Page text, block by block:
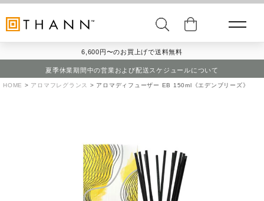
6,600円〜のお買上げで送料無料
夏季休業期間中の営業および配送スケジュールについて
HOME アロマフレグランス アロマディフューザー EB 150ml《エデンブリーズ》